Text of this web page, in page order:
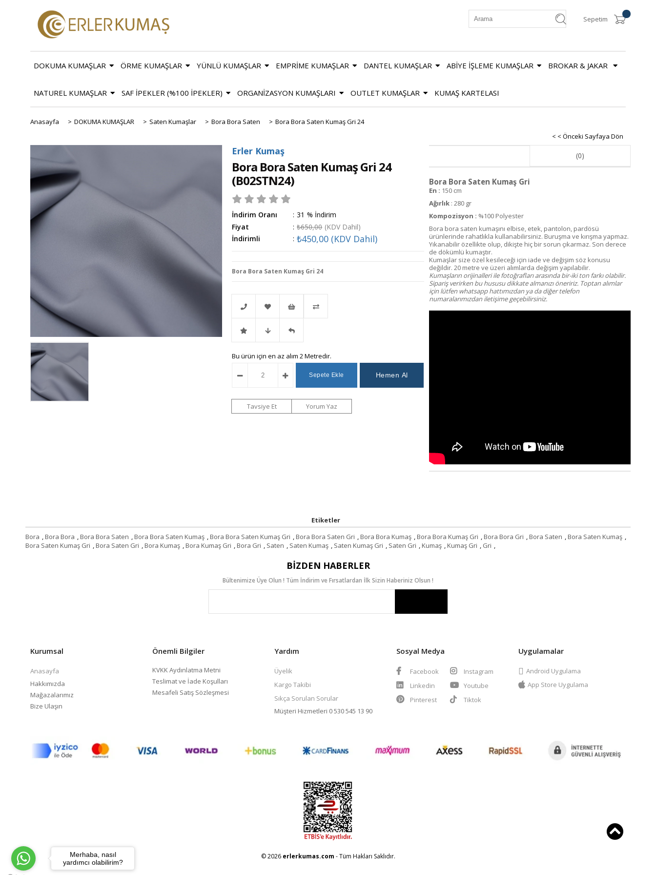
Sepetim
DOKUMA KUMAŞLAR ÖRME KUMAŞLAR YÜNLÜ KUMAŞLAR EMPRİME KUMAŞLAR DANTEL KUMAŞLAR ABİYE İŞLEME KUMAŞLAR BROKAR & JAKAR
NATUREL KUMAŞLAR SAF İPEKLER (%100 İPEKLER) ORGANİZASYON KUMAŞLARI OUTLET KUMAŞLAR KUMAŞ KARTELASI
Anasayfa > DOKUMA KUMAŞLAR > Saten Kumaşlar > Bora Bora Saten > Bora Bora Saten Kumaş Gri 24
< < Önceki Sayfaya Dön
Erler Kumaş
Bora Bora Saten Kumaş Gri 24
(B02STN24)
İndirim Oranı : %
31
İndirim
Fiyat
: ₺650,00 (KDV Dahil)
İndirimli
: ₺450,00 (KDV Dahil)
Bora Bora Saten Kumaş Gri 24
Telefonla
Sipariş
Favorilere
Ekle
İstek
Listeme
Ekle
İndirimli Fiyat
Düşünce
Haber
Gelince
Haber
Bu ürün için en az alım 2 Metredir.
Tavsiye Et Yorum Yaz
(0)
Bora Bora Saten Kumaş Gri
En : 150 cm
Ağırlık : 280 gr
Kompozisyon : %100 Polyester
Bora bora saten kumaşını elbise, etek, pantolon, pardösü
ürünlerinde rahatlıkla kullanabilirsiniz. Buruşma ve kırışma yapmaz.
Yıkanabilir özellikte olup, dikişte hiç bir sorun çıkarmaz. Son derece
de dökümlü kumaştır.
Kumaşlar size özel kesileceği için iade ve değişim söz konusu
değildir. 20 metre ve üzeri alımlarda değişim yapılabilir.
Kumaşların orijinalleri ile fotoğrafları arasında bir-iki ton farkı olabilir.
Sipariş verirken bu hususu dikkate almanızı öneririz. Toptan alımlar
için lütfen whatsapp hattımızdan ya da diğer telefon
numaralarımızdan iletişime geçebilirsiniz.
Etiketler
Bora ,Bora Bora ,Bora Bora Saten ,Bora Bora Saten Kumaş ,Bora Bora Saten Kumaş Gri ,Bora Bora Saten Gri ,Bora Bora Kumaş ,Bora Bora Kumaş Gri ,Bora Bora Gri ,Bora Saten ,Bora Saten Kumaş ,
Bora Saten Kumaş Gri ,Bora Saten Gri ,Bora Kumaş ,Bora Kumaş Gri ,Bora Gri , Saten , Saten Kumaş , Saten Kumaş Gri , Saten Gri ,Kumaş ,Kumaş Gri , Gri ,
BIZDEN HABERLER
Bültenimize Üye Olun ! Tüm İndirim ve Fırsatlardan İlk Sizin Haberiniz Olsun !
Kurumsal
Anasayfa
Hakkımızda
Mağazalarımız
Bize Ulaşın
Önemli Bilgiler
KVKK Aydınlatma Metni
Teslimat ve İade Koşulları
Mesafeli Satış Sözleşmesi
Yardım
Üyelik
Kargo Takibi
Sıkça Sorulan Sorular
Müşteri Hizmetleri 0 530 545 13 90
Sosyal Medya
Facebook
Instagram
Linkedin
Youtube
Pinterest
Tiktok
Uygulamalar
Android Uygulama
App Store Uygulama
© 2026 erlerkumas.com - Tüm Hakları Saklıdır.
Merhaba, nasıl
yardımcı olabilirim?